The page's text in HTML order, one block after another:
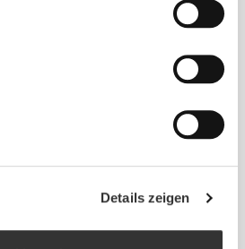
Details zeigen
Stricktechnologie, die
Halt und Komfort schafft.